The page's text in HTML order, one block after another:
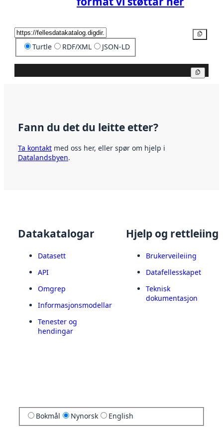
Turtle RDF/XML JSON-LD
Fann du det du leitte etter?
Ta kontakt med oss her, eller spør om hjelp i
Datalandsbyen.
Datakatalogar
Datasett
API
Omgrep
Informasjonsmodellar
Tenester og
hendingar
Hjelp og rettleiing
Brukerveileiing
Datafellesskapet
Teknisk
dokumentasjon
Bokmål Nynorsk English